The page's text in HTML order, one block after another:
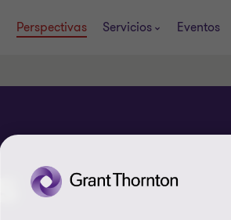
Perspectivas Servicios Eventos